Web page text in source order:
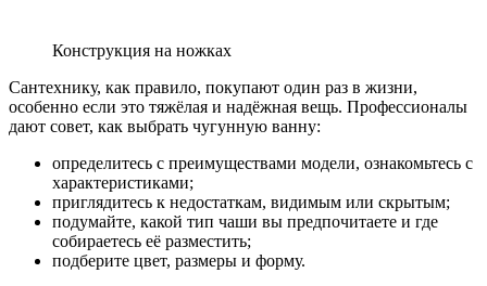
Конструкция на ножках
Сантехнику, как правило, покупают один раз в жизни,
особенно если это тяжёлая и надёжная вещь. Профессионалы
дают совет, как выбрать чугунную ванну:
определитесь с преимуществами модели, ознакомьтесь с
характеристиками;
приглядитесь к недостаткам, видимым или скрытым;
подумайте, какой тип чаши вы предпочитаете и где
собираетесь её разместить;
подберите цвет, размеры и форму.